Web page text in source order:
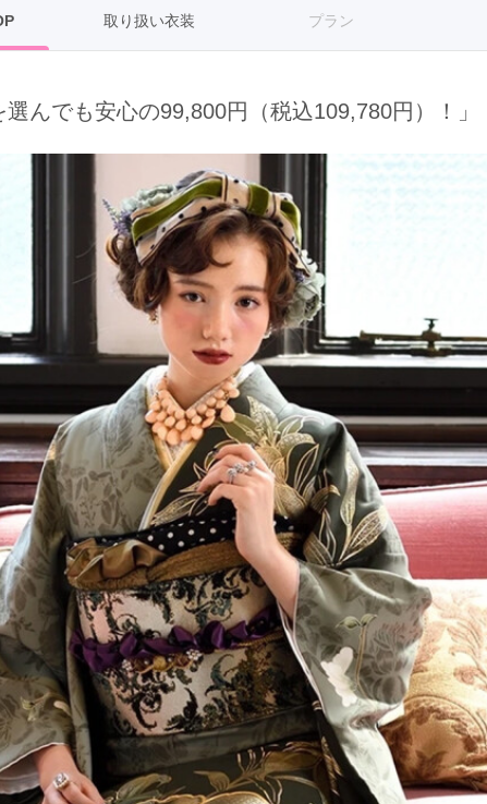
(36)
徳島県(23)
愛媛県(51)
九州／沖縄
福岡県(160)
佐賀県(25)
鹿児島県(31)
取り扱い衣装 プラン
選んでも安心の99,800円（税込109,780円）！」